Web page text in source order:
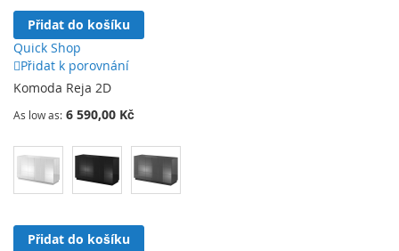
Přidat do košíku
Quick Shop
Přidat k porovnání
Komoda Reja 2D
As low as 6 590,00 Kč
Přidat do košíku